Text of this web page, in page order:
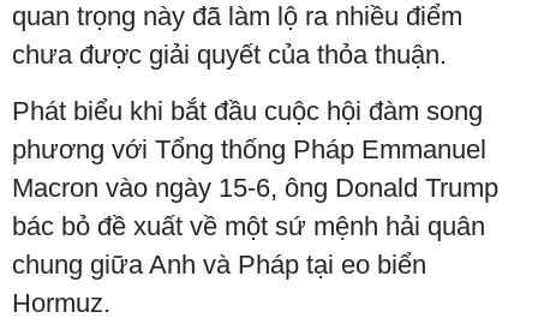
quan trọng này đã làm lộ ra nhiều điểm
chưa được giải quyết của thỏa thuận.
Phát biểu khi bắt đầu cuộc hội đàm song
phương với Tổng thống Pháp Emmanuel
Macron vào ngày 15-6, ông Donald Trump
bác bỏ đề xuất về một sứ mệnh hải quân
chung giữa Anh và Pháp tại eo biển
Hormuz.